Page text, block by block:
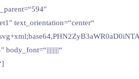
text_orientation=“center“
body_font=“||||||||“